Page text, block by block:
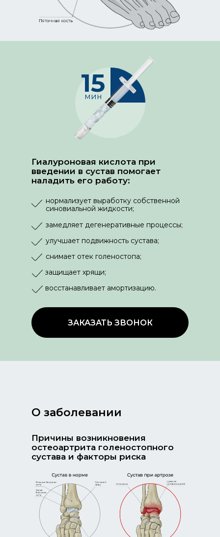
15
мин
ЗАКАЗАТЬ ЗВОНОК
Гиалуроновая кислота при
введении в сустав помогает
наладить его работу:
нормализует выработку собственной
синовиальной жидкости;
замедляет дегенеративные процессы;
снимает отек голеностопа;
защищает хрящи;
восстанавливает амортизацию.
улучшает подвижность сустава;
О заболевании
Причины возникновения
остеоартрита голеностопного
сустава и факторы риска